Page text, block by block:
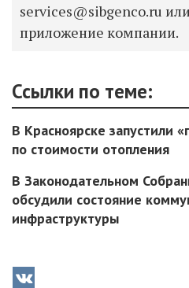
services@sibgenco.ru
приложение компании.
Ссылки по теме:
В Красноярске запустили
по стоимости отопления
В Законодательном
обсудили состояние
инфраструктуры